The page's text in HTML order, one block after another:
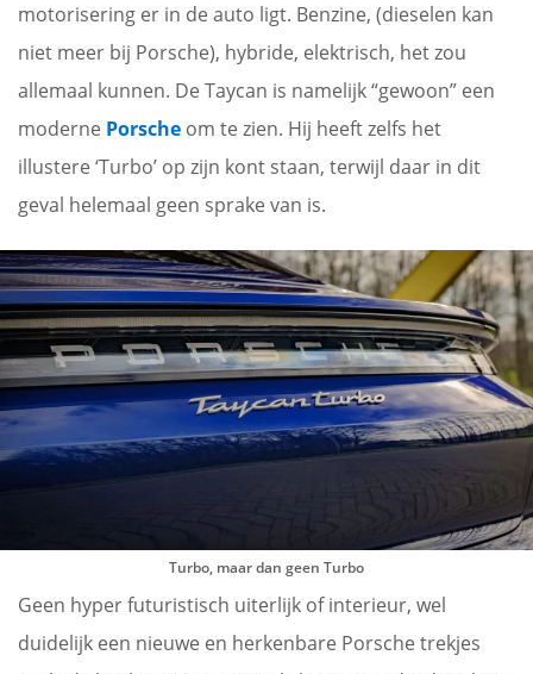
motorisering er in de auto ligt. Benzine, (dieselen kan
niet meer bij Porsche), hybride, elektrisch, het zou
allemaal kunnen. De Taycan is namelijk “gewoon” een
moderne Porsche om te zien. Hij heeft zelfs het
illustere ‘Turbo’ op zijn kont staan, terwijl daar in dit
geval helemaal geen sprake van is.
Turbo, maar dan geen Turbo
Geen hyper futuristisch uiterlijk of interieur, wel
duidelijk een nieuwe en herkenbare Porsche trekjes